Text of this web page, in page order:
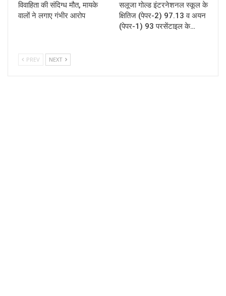
विवाहिता की संदिग्ध मौत, मायके
वालों ने लगाए गंभीर आरोप
सलूजा गोल्ड इंटरनेशनल स्कूल के
क्षितिज (पेपर-2) 97.13 व अयन
(पेपर-1) 93 परसेंटाइल के…
PREV NEXT